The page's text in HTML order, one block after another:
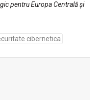
pentru Europa Centrală și
cibernetica